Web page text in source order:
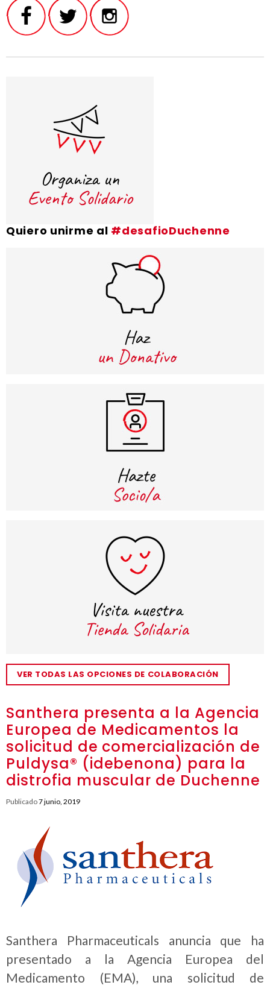
Santhera presenta a la Agencia
Europea de Medicamentos la
solicitud de comercialización de
Puldysa® (idebenona) para la
distrofia muscular de Duchenne
Publicado7 junio, 2019
Santhera Pharmaceuticals anuncia que ha
presentado a la Agencia Europea del
Medicamento (EMA), una solicitud de
Quiero unirme al #desafioDuchenne
VER TODAS LAS OPCIONES DE COLABORACIÓN